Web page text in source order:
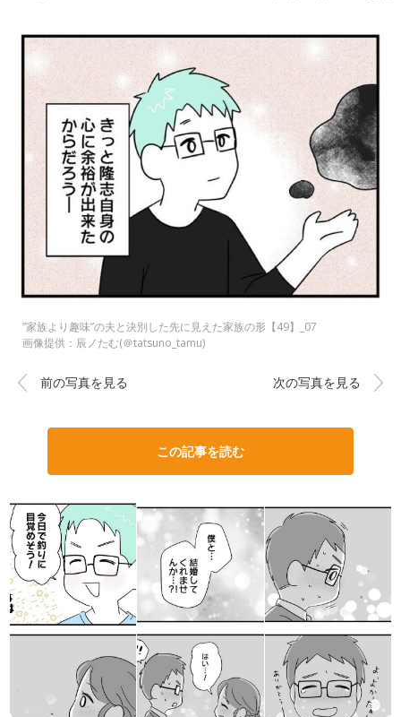
”家族より趣味”の夫と決別した先に見えた家族の形【49】_07
画像提供：辰ノたむ(＠tatsuno_tamu)
前の写真を見る 次の写真を見る
この記事を読む